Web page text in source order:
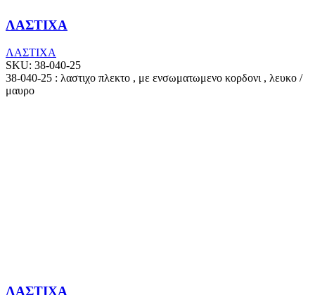
ΛΑΣΤΙΧΑ
ΛΑΣΤΙΧΑ
SKU: 38-040-25
38-040-25 : λαστιχο πλεκτο , με ενσωματωμενο κορδονι , λευκο /
μαυρο
ΛΑΣΤΙΧΑ